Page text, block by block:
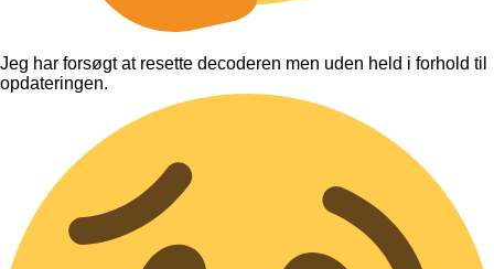
Jeg har forsøgt at resette decoderen men uden held i forhold til
opdateringen.